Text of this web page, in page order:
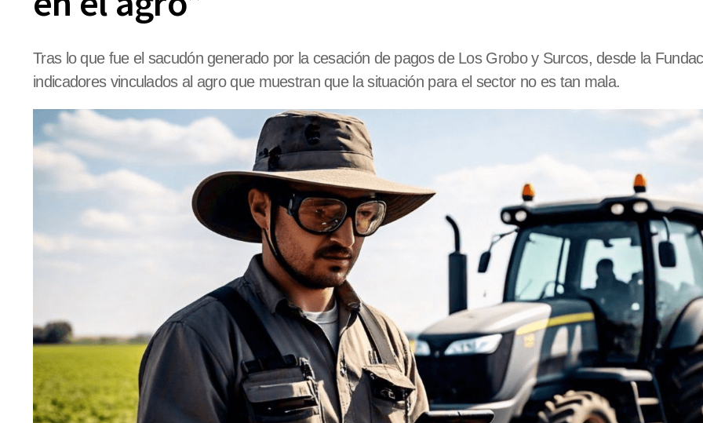
Tras lo que fue el sacudón generado por la cesación de pagos de Los Grobo y Surcos, desde la
indicadores vinculados al agro que muestran que la situación para el sector no es tan mala.